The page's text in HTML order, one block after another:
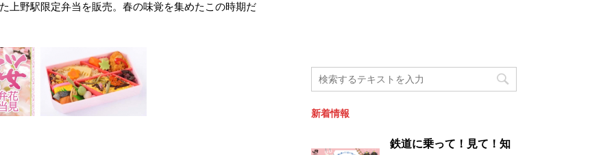
上野駅限定弁当を販売。春の味覚を集めたこの時期だ
新着情報
鉄道に乗って！見て！知